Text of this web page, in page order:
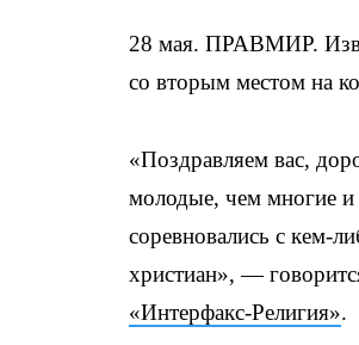
28 мая. ПРАВМИР.
со вторым местом на
«Поздравляем вас,
молодые, чем многие
соревновались с кем-
христиан», —
«Интерфакс-Религия».